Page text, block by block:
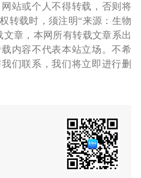
站或个人不得转载，否则将
转载时，须注明“来源：生物
章，本网所有转载文章系出
内容不代表本站立场。不希
们联系，我们将立即进行删